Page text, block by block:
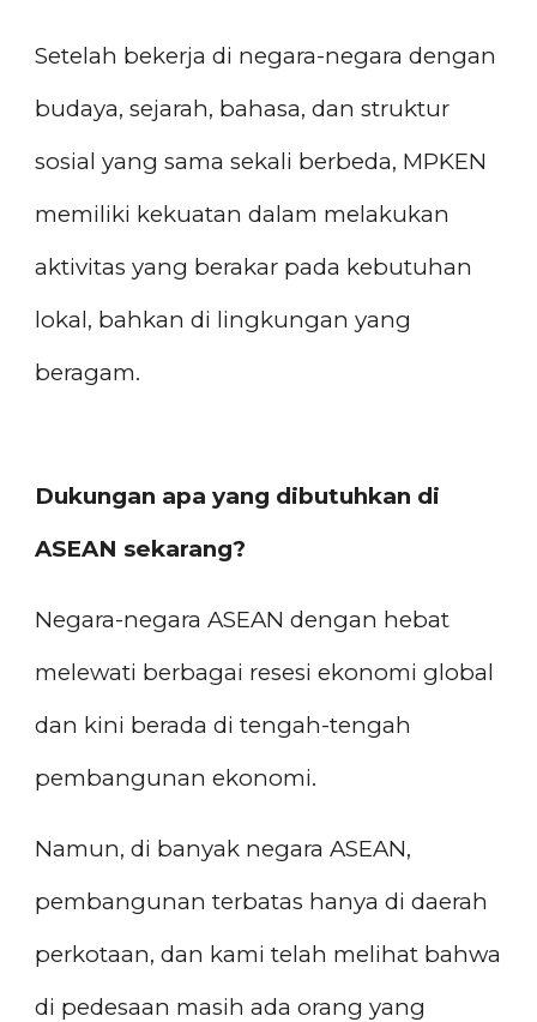
Setelah bekerja di negara-negara dengan
budaya, sejarah, bahasa, dan struktur
sosial yang sama sekali berbeda, MPKEN
memiliki kekuatan dalam melakukan
aktivitas yang berakar pada kebutuhan
lokal, bahkan di lingkungan yang
beragam.
Dukungan apa yang dibutuhkan di
ASEAN sekarang?
Negara-negara ASEAN dengan hebat
melewati berbagai resesi ekonomi global
dan kini berada di tengah-tengah
pembangunan ekonomi.
Namun, di banyak negara ASEAN,
pembangunan terbatas hanya di daerah
perkotaan, dan kami telah melihat bahwa
di pedesaan masih ada orang yang